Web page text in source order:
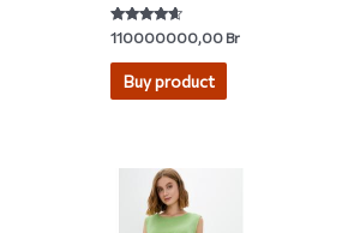
Rated
4.40
out of 5
110000000,00Br
Buy product